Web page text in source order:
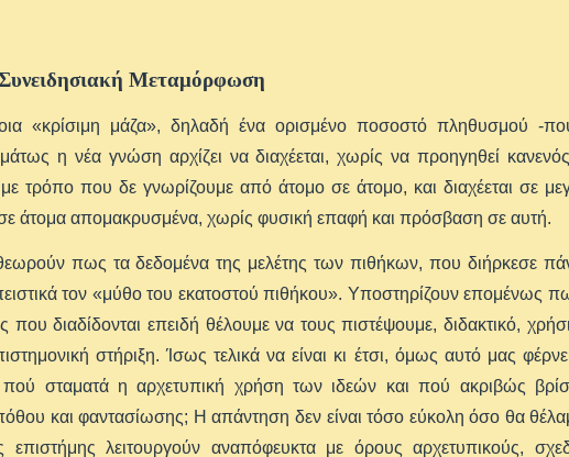
Μεταμόρφωση
«κρίσιμη μάζα», δηλαδή ένα ορισμένο ποσοστό πληθυσμού -
η νέα γνώση αρχίζει να διαχέεται, χωρίς να προηγηθεί
με τρόπο που δε γνωρίζουμε από άτομο σε άτομο, και διαχέεται σε
σε άτομα απομακρυσμένα, χωρίς φυσική επαφή και πρόσβαση σε αυτή.
θεωρούν πως τα δεδομένα της μελέτης των πιθήκων, που διήρκεσε
τον «μύθο του εκατοστού πιθήκου». Υποστηρίζουν επομένως
διαδίδονται επειδή θέλουμε να τους πιστέψουμε, διδακτικό,
στήριξη. Ίσως τελικά να είναι κι έτσι, όμως αυτό μας
σταματά η αρχετυπική χρήση των ιδεών και πού ακριβώς
και φαντασίωσης; Η απάντηση δεν είναι τόσο εύκολη όσο θα
επιστήμης λειτουργούν αναπόφευκτα με όρους αρχετυπικούς,